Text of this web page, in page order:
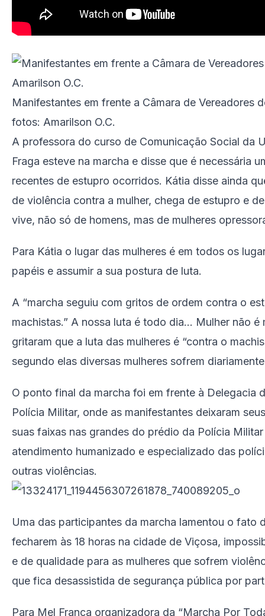
Manifestantes em frente a Câmara de Vereadores
fotos: Amarilson O.C.
A professora do curso de Comunicação Social da
Fraga esteve na marcha e disse que é necessária
recentes de estupro ocorridos. Kátia disse ainda
de violência contra a mulher, chega de estupro e
vive, não só de homens, mas de mulheres
Para Kátia o lugar das mulheres é em todos os
papéis e assumir a sua postura de luta.
A “marcha seguiu com gritos de ordem contra o
machistas.” A nossa luta é todo dia… Mulher não é
gritaram que a luta das mulheres é “contra o
segundo elas diversas mulheres sofrem
O ponto final da marcha foi em frente à Delegacia
Polícia Militar, onde as manifestantes deixaram
suas faixas nas grandes do prédio da Polícia
atendimento humanizado e especializado das
outras violências.
Uma das participantes da marcha lamentou o fato
fecharem às 18 horas na cidade de Viçosa,
e de qualidade para as mulheres que sofrem
que fica desassistida de segurança pública por
Para Mel França organizadora da “Marcha Por